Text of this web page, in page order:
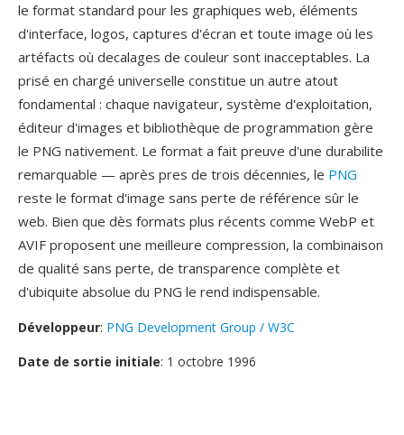
le format standard pour les graphiques web, éléments
d'interface, logos, captures d'écran et toute image où les
artéfacts où decalages de couleur sont inacceptables. La
prisé en chargé universelle constitue un autre atout
fondamental : chaque navigateur, système d'exploitation,
éditeur d'images et bibliothèque de programmation gère
le PNG nativement. Le format a fait preuve d'une durabilite
remarquable — après pres de trois décennies, le PNG
reste le format d'image sans perte de référence sûr le
web. Bien que dès formats plus récents comme WebP et
AVIF proposent une meilleure compression, la combinaison
de qualité sans perte, de transparence complète et
d'ubiquite absolue du PNG le rend indispensable.
Développeur: PNG Development Group / W3C
Date de sortie initiale: 1 octobre 1996